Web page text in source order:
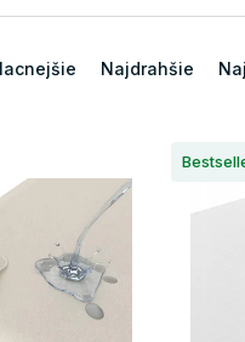
Najdrahšie